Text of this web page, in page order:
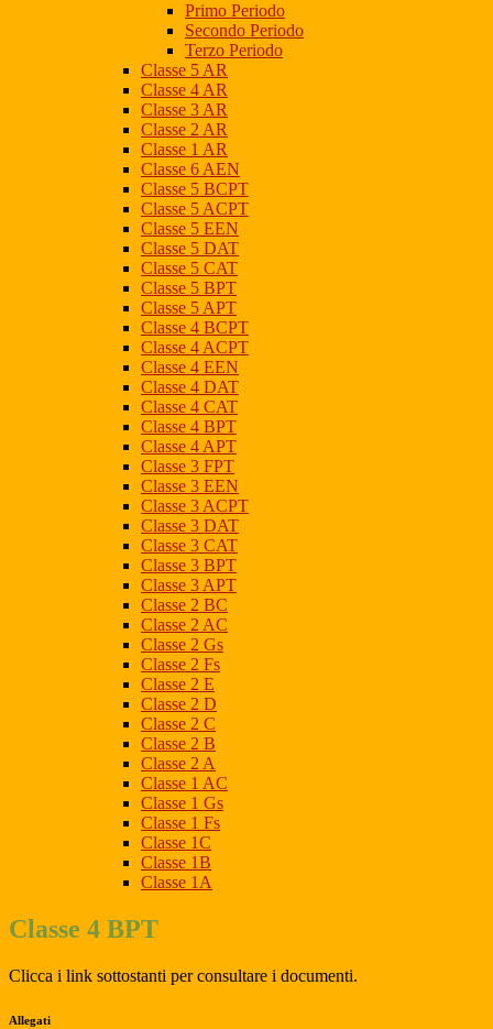
Primo Periodo
Secondo Periodo
Terzo Periodo
Classe 5 AR
Classe 4 AR
Classe 3 AR
Classe 2 AR
Classe 1 AR
Classe 6 AEN
Classe 5 BCPT
Classe 5 ACPT
Classe 5 EEN
Classe 5 DAT
Classe 5 CAT
Classe 5 BPT
Classe 5 APT
Classe 4 BCPT
Classe 4 ACPT
Classe 4 EEN
Classe 4 DAT
Classe 4 CAT
Classe 4 BPT
Classe 4 APT
Classe 3 FPT
Classe 3 EEN
Classe 3 ACPT
Classe 3 DAT
Classe 3 CAT
Classe 3 BPT
Classe 3 APT
Classe 2 BC
Classe 2 AC
Classe 2 Gs
Classe 2 Fs
Classe 2 E
Classe 2 D
Classe 2 C
Classe 2 B
Classe 2 A
Classe 1 AC
Classe 1 Gs
Classe 1 Fs
Classe 1C
Classe 1B
Classe 1A
Classe 4 BPT
Clicca i link sottostanti per consultare i documenti.
Allegati